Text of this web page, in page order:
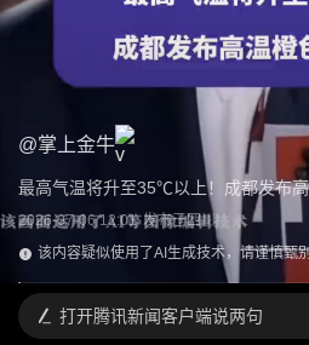
@掌上金牛
最高气温将升至35℃以上！成都发布
2026-07-06 12:01 发布于四川
该内容疑似使用了AI生成技术，请谨慎甄
打开腾讯新闻客户端说两句